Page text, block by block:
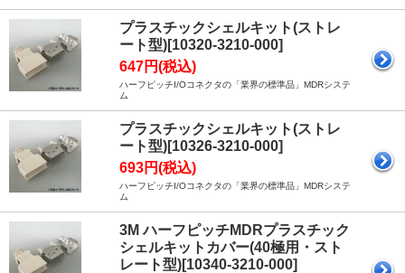
プラスチックシェルキット(ストレ
ート型)[10320-3210-000]
647円(税込)
ハーフピッチI/Oコネクタの「業界の標準品」MDRシステ
ム
プラスチックシェルキット(ストレ
ート型)[10326-3210-000]
693円(税込)
ハーフピッチI/Oコネクタの「業界の標準品」MDRシステ
ム
3M ハーフピッチMDRプラスチック
シェルキットカバー(40極用・スト
レート型)[10340-3210-000]